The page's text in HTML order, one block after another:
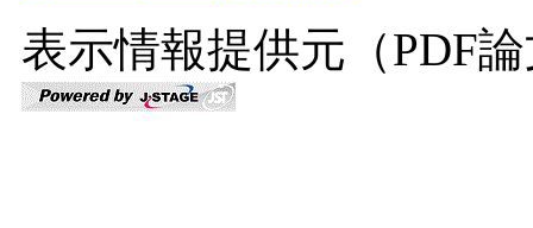
表示情報提供元（PDF